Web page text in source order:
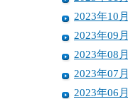
2023年10月
2023年09月
2023年08月
2023年07月
2023年06月